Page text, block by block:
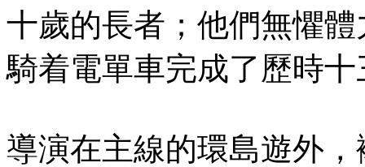
十歲的長者；他們無懼
騎着電單車完成了歷時
導演在主線的環島遊外